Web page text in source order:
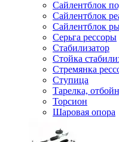
Сайлентблок
Сайлентблок
Сайлентблок
Серьга рессоры
Стабилизатор
Стойка
Стремянка
Ступица
Тарелка,
Торсион
Шаровая опора